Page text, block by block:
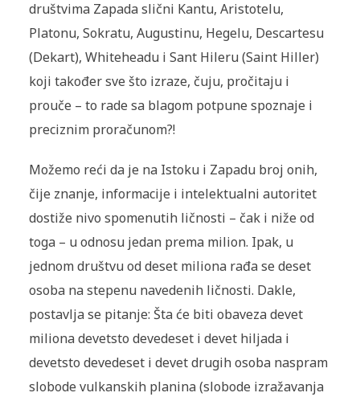
društvima Zapada slični Kantu, Aristotelu,
Platonu, Sokratu, Augustinu, Hegelu, Descartesu
(Dekart), Whiteheadu i Sant Hileru (Saint Hiller)
koji također sve što izraze, čuju, pročitaju i
prouče – to rade sa blagom potpune spoznaje i
preciznim proračunom?!
Možemo reći da je na Istoku i Zapadu broj onih,
čije znanje, informacije i intelektualni autoritet
dostiže nivo spomenutih ličnosti – čak i niže od
toga – u odnosu jedan prema milion. Ipak, u
jednom društvu od deset miliona rađa se deset
osoba na stepenu navedenih ličnosti. Dakle,
postavlja se pitanje: Šta će biti obaveza devet
miliona devetsto devedeset i devet hiljada i
devetsto devedeset i devet drugih osoba naspram
slobode vulkanskih planina (slobode izražavanja